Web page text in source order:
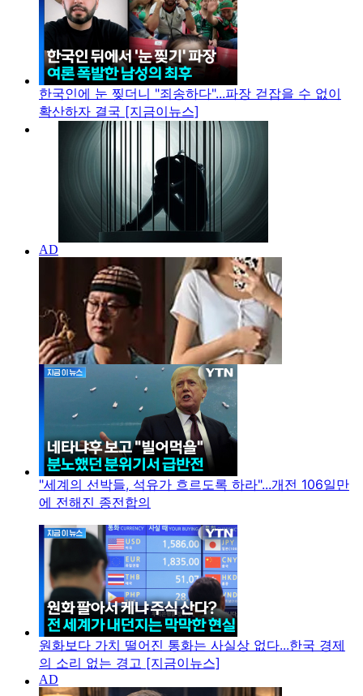
한국인에 눈 찢더니 "죄송하다"...파장 걷잡을 수 없이
확산하자 결국 [지금이뉴스]
"세계의 선박들, 석유가 흐르도록 하라"...개전 106일만
에 전해진 종전합의
원화보다 가치 떨어진 통화는 사실상 없다...한국 경제
의 소리 없는 경고 [지금이뉴스]